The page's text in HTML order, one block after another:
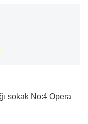
sokak No:4 Opera